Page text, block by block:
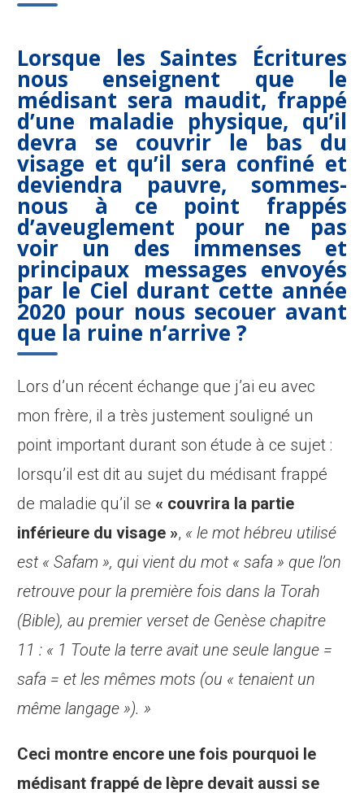
Lorsque les Saintes Écritures
nous enseignent que le
médisant sera maudit, frappé
d’une maladie physique, qu’il
devra se couvrir le bas du
visage et qu’il sera confiné et
deviendra pauvre, sommes-
nous à ce point frappés
d’aveuglement pour ne pas
voir un des immenses et
principaux messages envoyés
par le Ciel durant cette année
2020 pour nous secouer avant
que la ruine n’arrive ?
Lors d’un récent échange que j’ai eu avec
mon frère, il a très justement souligné un
point important durant son étude à ce sujet :
lorsqu’il est dit au sujet du médisant frappé
de maladie qu’il se« couvrira la partie
inférieure du visage », « le mot hébreu utilisé
est « Safam », qui vient du mot « safa » que l’on
retrouve pour la première fois dans la Torah
(Bible), au premier verset de Genèse chapitre
11 : « 1 Toute la terre avait une seule langue =
safa = et les mêmes mots (ou « tenaient un
même langage »). »
Ceci montre encore une fois pourquoi le
médisant frappé de lèpre devait aussi se